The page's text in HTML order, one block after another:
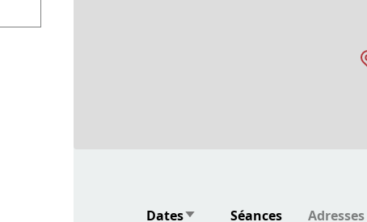
DatesTrier par ordre croissant
Séances Adresses